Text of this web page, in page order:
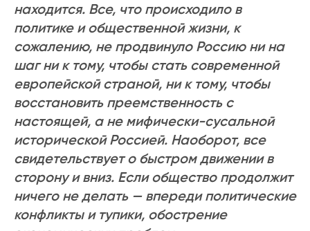
находится. Все, что происходило в
политике и общественной жизни, к
сожалению, не продвинуло Россию ни на
шаг ни к тому, чтобы стать современной
европейской страной, ни к тому, чтобы
восстановить преемственность с
настоящей, а не мифически-сусальной
исторической Россией. Наоборот, все
свидетельствует о быстром движении в
сторону и вниз. Если общество продолжит
ничего не делать — впереди политические
конфликты и тупики, обострение